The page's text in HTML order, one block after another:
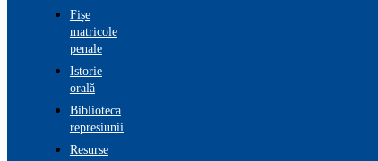
Fișe
matricole
penale
Istorie
orală
Biblioteca
represiunii
Resurse